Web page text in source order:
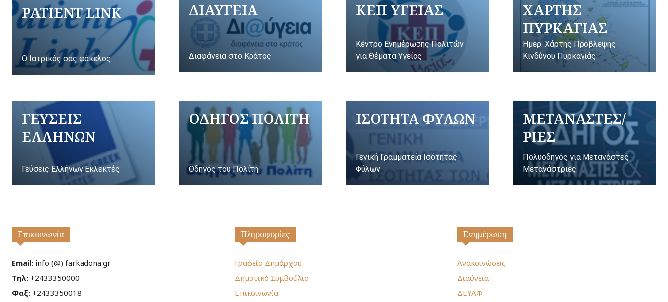
PATIENT LINK
Ο Ιατρικός σας φάκελος
ΔΙΑΥΓΕΙΑ
Διαφάνεια στο Κράτος
ΚΕΠ ΥΓΕΙΑΣ
Κέντρο Ενημέρωσης Πολιτών
για Θέματα Υγείας
ΧΑΡΤΗΣ
ΠΥΡΚΑΓΙΑΣ
Ημερ. Χάρτης Πρόβλεψης
Κινδύνου Πυρκαγιάς
ΓΕΥΣΕΙΣ
ΕΛΛΗΝΩΝ
Γεύσεις Ελλήνων Εκλεκτές
ΟΔΗΓΟΣ ΠΟΛΙΤΗ
Οδηγός του Πολίτη
ΙΣΟΤΗΤΑ ΦΥΛΩΝ
Γενική Γραμματεία Ισότητας
Φύλων
ΜΕΤΑΝΑΣΤΕΣ/
ΡΙΕΣ
Πολυοδηγός για Μετανάστες -
Μετανάστριες
Επικοινωνία
Email: info (@) farkadona.gr
Τηλ: +2433350000
Φαξ: +2433350018
Πληροφορίες
Γραφείο Δημάρχου
Δημοτικό Συμβούλιο
Επικοινωνία
Ενημέρωση
Ανακοινώσεις
Διαύγεια
ΔΕΥΑΦ